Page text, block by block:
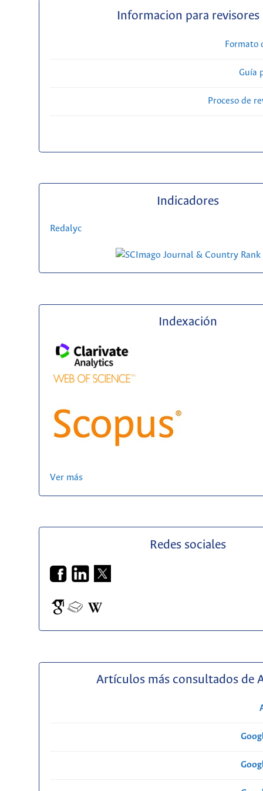
Informacion para revisores
Formato
Guía
Proceso de
Indicadores
Redalyc
Indexación
Ver más
Redes sociales
Artículos más consultados de